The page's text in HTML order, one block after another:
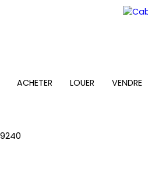
ACHETER LOUER VENDRE